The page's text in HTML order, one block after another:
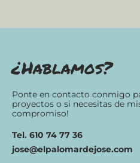
¿Hablamos?
Ponte en contacto conmigo
proyectos o si necesitas de
compromiso!
Tel. 610 74 77 36
jose@elpalomardejose.com